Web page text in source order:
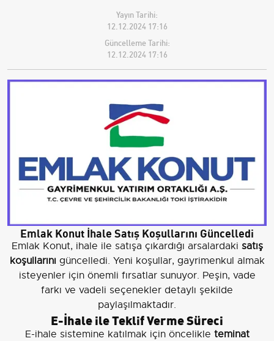
Yayın Tarihi:
12.12.2024 17:16
Güncelleme Tarihi:
12.12.2024 17:16
Emlak Konut İhale Satış Koşullarını Güncelledi
Emlak Konut, ihale ile satışa çıkardığı arsalardaki satış
koşullarını güncelledi. Yeni koşullar, gayrimenkul almak
isteyenler için önemli fırsatlar sunuyor. Peşin, vade
farkı ve vadeli seçenekler detaylı şekilde
paylaşılmaktadır.
E-İhale ile Teklif Verme Süreci
E-ihale sistemine katılmak için öncelikle teminat